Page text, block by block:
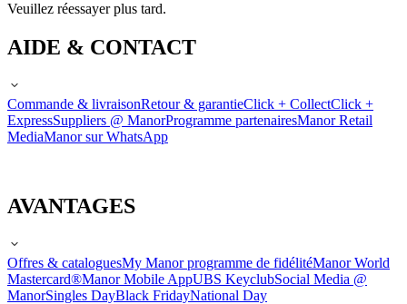
Veuillez réessayer plus tard.
AIDE & CONTACT
Commande & livraisonRetour & garantieClick + CollectClick +
ExpressSuppliers @ ManorProgramme partenairesManor Retail
MediaManor sur WhatsApp
AVANTAGES
Offres & cataloguesMy Manor programme de fidélitéManor World
Mastercard®Manor Mobile AppUBS KeyclubSocial Media @
ManorSingles DayBlack FridayNational Day